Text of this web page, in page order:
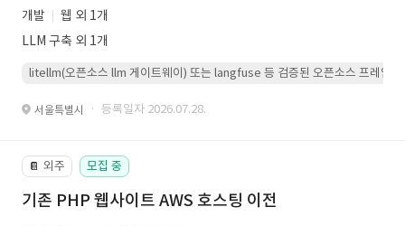
개발
웹 외 1개
LLM 구축 외 1개
litellm(오픈소스 llm 게이트웨이) 또는 langfuse 등 검증된 오픈소스 프레임워
서울특별시 · 등록일자 2026.07.28.
📔 외주 모집 중
기존 PHP 웹사이트 AWS 호스팅 이전